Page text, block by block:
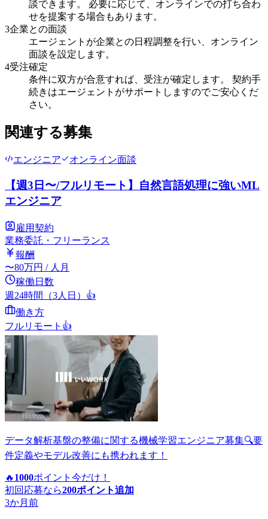
談できます。 必要に応じて、オンラインでの打ち合わ
せを提案する場合もあります。
3企業との面談
エージェントが企業との日程調整を行い、オンライン
面談を設定します。
4受注確定
条件に双方が合意すれば、受注が確定します。 契約手
続きはエージェントがサポートしますのでご安心くだ
さい。
関連する募集
エンジニア オンライン面談
【週3日〜/フルリモート】自然言語処理に強いML
エンジニア
雇用契約
業務委託・フリーランス
報酬
〜80万円 / 人月
稼働日数
週24時間（3人日） 👍
働き方
フルリモート 👍
データ解析基盤の整備に関する機械学習エンジニア募集🔍要
件定義やモデル改善にも携われます！
🔥 1000ポイント 今だけ！
初回応募なら200ポイント追加
3か月前